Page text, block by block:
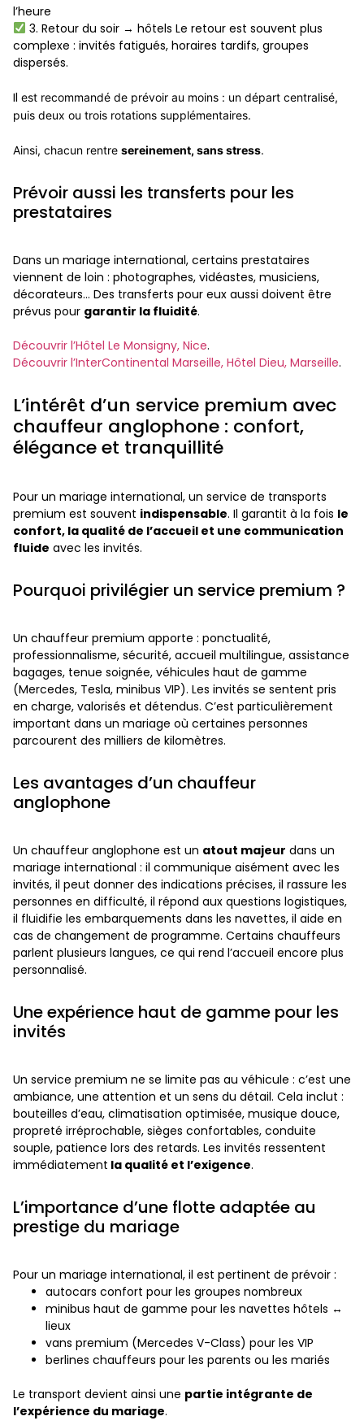
l’heure
3. Retour du soir → hôtels Le retour est souvent plus
complexe : invités fatigués, horaires tardifs, groupes
dispersés.
Il est recommandé de prévoir au moins : un départ centralisé,
puis deux ou trois rotations supplémentaires.
Ainsi, chacun rentre sereinement, sans stress.
Prévoir aussi les transferts pour les
prestataires
Dans un mariage international, certains prestataires
viennent de loin : photographes, vidéastes, musiciens,
décorateurs… Des transferts pour eux aussi doivent être
prévus pour garantir la fluidité.
Découvrir l’Hôtel Le Monsigny, Nice.
Découvrir l’InterContinental Marseille, Hôtel Dieu, Marseille.
L’intérêt d’un service premium avec
chauffeur anglophone : confort,
élégance et tranquillité
Pour un mariage international, un service de transports
premium est souvent indispensable. Il garantit à la fois le
confort, la qualité de l’accueil et une communication
fluide avec les invités.
Pourquoi privilégier un service premium ?
Un chauffeur premium apporte : ponctualité,
professionnalisme, sécurité, accueil multilingue, assistance
bagages, tenue soignée, véhicules haut de gamme
(Mercedes, Tesla, minibus VIP). Les invités se sentent pris
en charge, valorisés et détendus. C’est particulièrement
important dans un mariage où certaines personnes
parcourent des milliers de kilomètres.
Les avantages d’un chauffeur
anglophone
Un chauffeur anglophone est un atout majeur dans un
mariage international : il communique aisément avec les
invités, il peut donner des indications précises, il rassure les
personnes en difficulté, il répond aux questions logistiques,
il fluidifie les embarquements dans les navettes, il aide en
cas de changement de programme. Certains chauffeurs
parlent plusieurs langues, ce qui rend l’accueil encore plus
personnalisé.
Une expérience haut de gamme pour les
invités
Un service premium ne se limite pas au véhicule : c’est une
ambiance, une attention et un sens du détail. Cela inclut :
bouteilles d’eau, climatisation optimisée, musique douce,
propreté irréprochable, sièges confortables, conduite
souple, patience lors des retards. Les invités ressentent
immédiatement la qualité et l’exigence.
L’importance d’une flotte adaptée au
prestige du mariage
Pour un mariage international, il est pertinent de prévoir :
autocars confort pour les groupes nombreux
minibus haut de gamme pour les navettes hôtels ↔
lieux
vans premium (Mercedes V-Class) pour les VIP
berlines chauffeurs pour les parents ou les mariés
Le transport devient ainsi une partie intégrante de
l’expérience du mariage.